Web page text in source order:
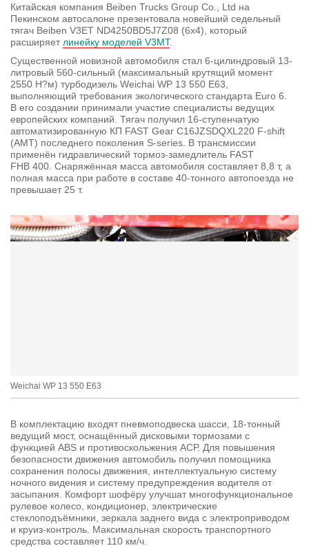
Китайская компания Beiben Trucks Group Co., Ltd на
Пекинском автосалоне презентовала новейший седельный
тягач Beiben V3ET ND4250BD5J7Z08 (6x4), который
расширяет линейку моделей V3MT.
Существенной новизной автомобиля стал 6-цилиндровый 13-
литровый 560-сильный (максимальный крутящий момент
2550 Н?м) турбодизель Weichai WP 13 550 E63,
выполняющий требования экологического стандарта Euro 6.
В его создании принимали участие специалисты ведущих
европейских компаний. Тягач получил 16-ступенчатую
автоматизированную КП FAST Gear C16JZSDQXL220 F-shift
(АМТ) последнего поколения S-series. В трансмиссии
применён гидравлический тормоз-замедлитель FAST
FHB 400. Снаряжённая масса автомобиля составляет 8,8 т, а
полная масса при работе в составе 40-тонного автопоезда не
превышает 25 т.
Weichai WP 13 550 E63
В комплектацию входят пневмоподвеска шасси, 18-тонный
ведущий мост, оснащённый дисковыми тормозами с
функцией ABS и противоскольжения АСР. Для повышения
безопасности движения автомобиль получил помощника
сохранения полосы движения, интеллектуальную систему
ночного видения и систему предупреждения водителя от
засыпания. Комфорт шофёру улучшат многофункциональное
рулевое колесо, кондиционер, электрические
стеклоподъёмники, зеркала заднего вида с электроприводом
и круиз-контроль. Максимальная скорость транспортного
средства составляет 110 км/ч.